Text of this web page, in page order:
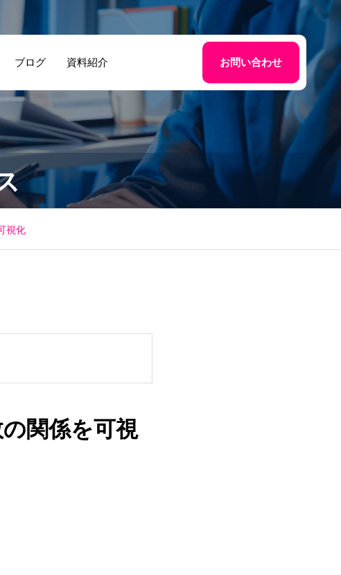
ブログ 資料紹介 お問い合わせ
展示会ブースの効
果測定とは？｜AI
カメラで出展位置
を可視化する方法
地域イベント・
示会・文化祭で
用されるAI来場
ない方法
視化
関係を可視